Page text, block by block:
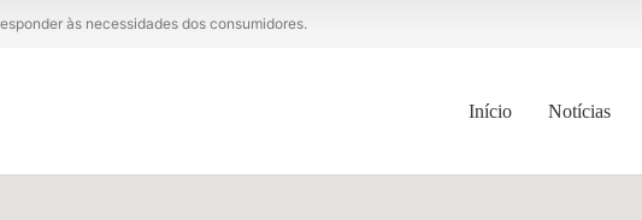
às necessidades dos consumidores.
Início Notícias